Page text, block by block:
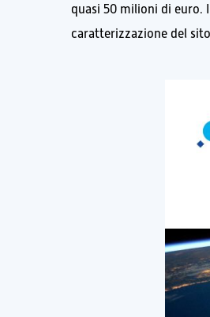
quasi 50 milioni di euro.
caratterizzazione del